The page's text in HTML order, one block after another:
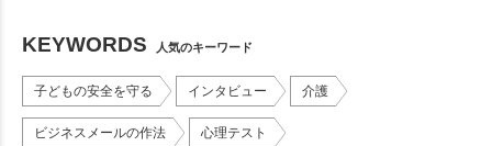
KEYWORDS 人気のキーワード
子どもの安全を守る インタビュー 介護
ビジネスメールの作法 心理テスト